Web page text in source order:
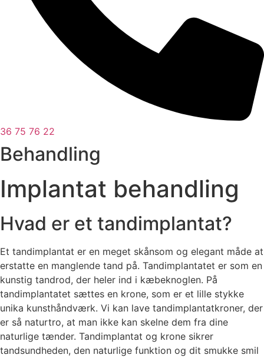
36 75 76 22
Behandling
Implantat behandling
Hvad er et tandimplantat?
Et tandimplantat er en meget skånsom og elegant måde at
erstatte en manglende tand på. Tandimplantatet er som en
kunstig tandrod, der heler ind i kæbeknoglen. På
tandimplantatet sættes en krone, som er et lille stykke
unika kunsthåndværk. Vi kan lave tandimplantatkroner, der
er så naturtro, at man ikke kan skelne dem fra dine
naturlige tænder. Tandimplantat og krone sikrer
tandsundheden, den naturlige funktion og dit smukke smil